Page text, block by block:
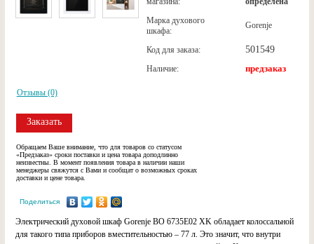
Марка духового
шкафа:
Gorenje
Код для заказа: 501549
Наличие: предзаказ
Отзывы (0)
Заказать
Обращаем Ваше внимание, что для товаров со статусом
«Предзаказ» сроки поставки и цена товара доподлинно
неизвестны. В момент появления товара в наличии наши
менеджеры свяжутся с Вами и сообщат о возможных сроках
доставки и цене товара.
Поделиться
Электрический духовой шкаф Gorenje BO 6735E02 XK обладает колоссальной
для такого типа приборов вместительностью – 77 л. Это значит, что внутри